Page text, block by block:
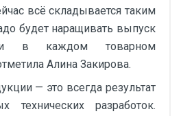
всё складывается таким
будет наращивать выпуск
в каждом товарном
Алина Закирова.
— это всегда результат
технических разработок.